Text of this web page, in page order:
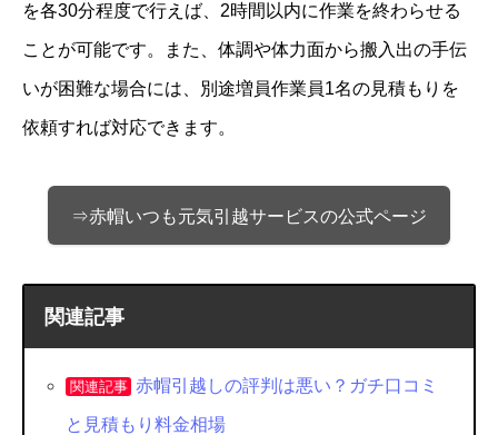
を各30分程度で行えば、2時間以内に作業を終わらせる
ことが可能です。また、体調や体力面から搬入出の手伝
いが困難な場合には、別途増員作業員1名の見積もりを
依頼すれば対応できます。
⇒赤帽いつも元気引越サービスの公式ページ
関連記事
関連記事 赤帽引越しの評判は悪い？ガチ口コミ
と見積もり料金相場